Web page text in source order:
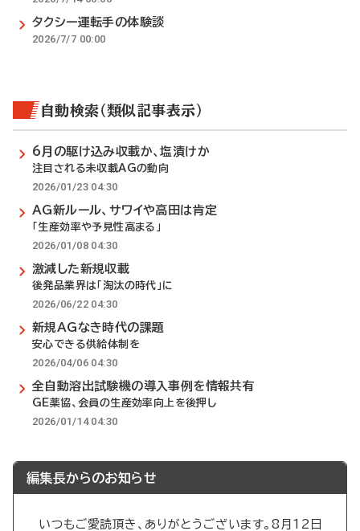
タクシー運転手の体験談
2026/7/7 00:00
自動検索（類似記事表示）
6月の駆け込み収載か、塩漬けか
注目される未収載AGの動向
2026/01/23 04:30
AG新ルール、サワイや高田は肯定
「生産効率や予見性高まる」
2026/01/08 04:30
激減した新規収載
後発品業界は「淘汰の時代」に
2026/06/22 04:30
新規AGなき時代の課題
安心できる供給体制を
2026/04/06 04:30
全自動溶出試験機の導入事例を情報共有
GE薬協、会員の生産効率向上を後押し
2026/01/14 04:30
編集長からのお知らせ
いつもご愛読頂き、ありがとうございます。8月12日